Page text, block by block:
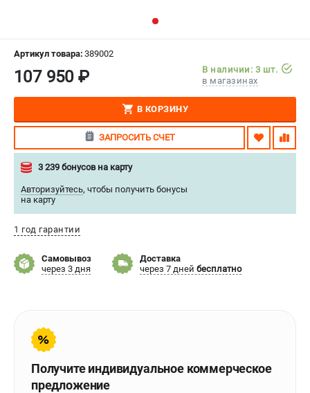
СЕРВИС
МАГАЗИНЫ
ИЗБРАННОЕ ( 0 )
ПОДДЕРЖКА
Сервисиный центр
Гарантия Stalex
ИНФОРМАЦИЯ
Контакты
Доставка
Оплата
Бонусная программа
Артикул товара: 389002
107 950 ₽
В наличии: 3 шт.
в магазинах
В КОРЗИНУ
ЗАПРОСИТЬ СЧЕТ
3 239 бонусов на карту
Авторизуйтесь, чтобы получить бонусы
на карту
1 год гарантии
Самовывоз
через 3 дня
Доставка
через 7 дней бесплатно
Получите индивидуальное коммерческое
предложение